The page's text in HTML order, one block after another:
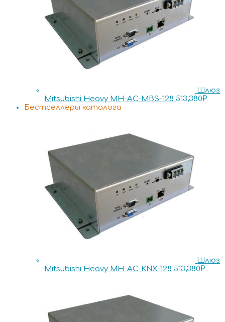
Шлюз
Mitsubishi Heavy MH-AC-MBS-128 513,380₽
Бестселлеры каталога
Шлюз
Mitsubishi Heavy MH-AC-KNX-128 513,380₽